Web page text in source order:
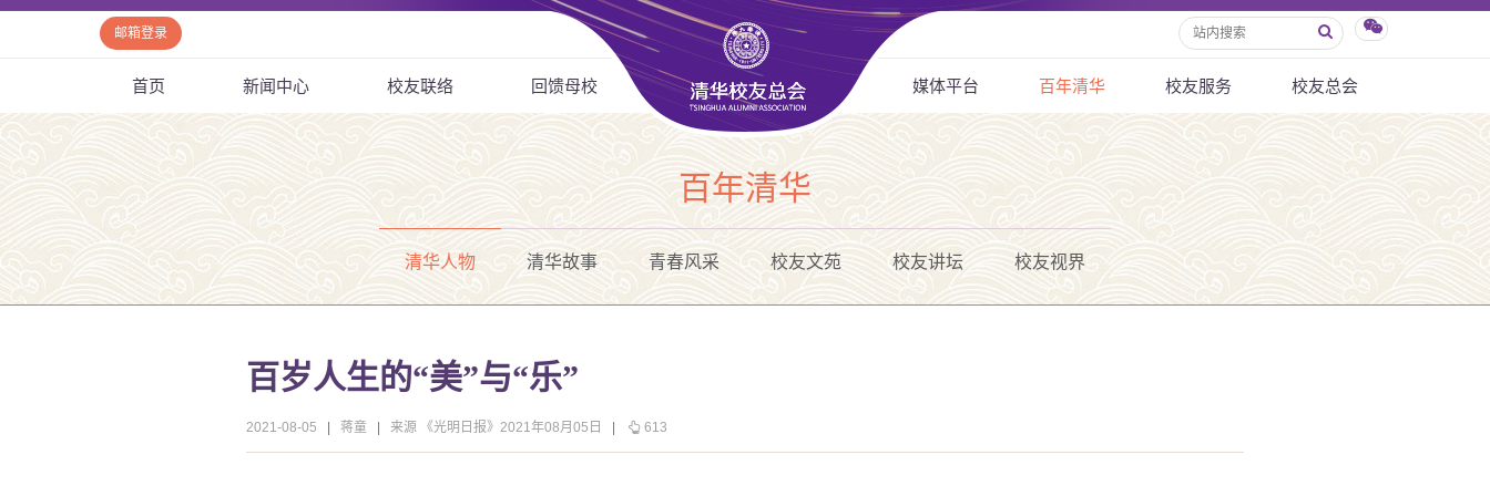
邮箱登录
首页 新闻中心 校友联络 回馈母校 媒体平台 百年清华 校友服务 校友总会
百年清华
清华人物 清华故事 青春风采 校友文苑 校友讲坛 校友视界
百岁人生的“美”与“乐”
2021-08-05 蒋童 来源 《光明日报》2021年08月05日 613